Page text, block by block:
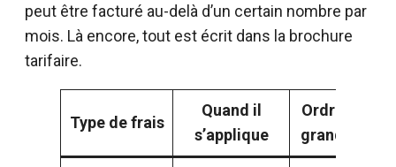
peut être facturé au-delà d’un certain nombre par
mois. Là encore, tout est écrit dans la brochure
tarifaire.
Type de frais
Quand il
s’applique
Ordre de
grandeur